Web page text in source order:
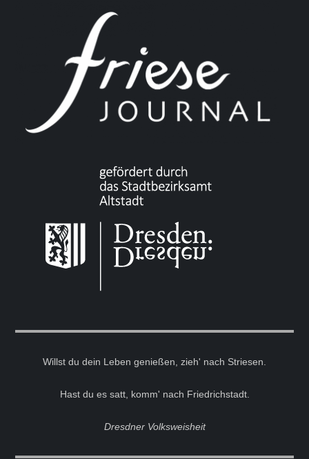
Willst du dein Leben genießen, zieh' nach Striesen.
Hast du es satt, komm' nach Friedrichstadt.
Dresdner Volksweisheit